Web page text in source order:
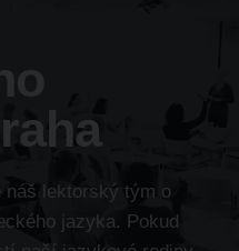
náš lektorský tým o
jazyka. Pokud